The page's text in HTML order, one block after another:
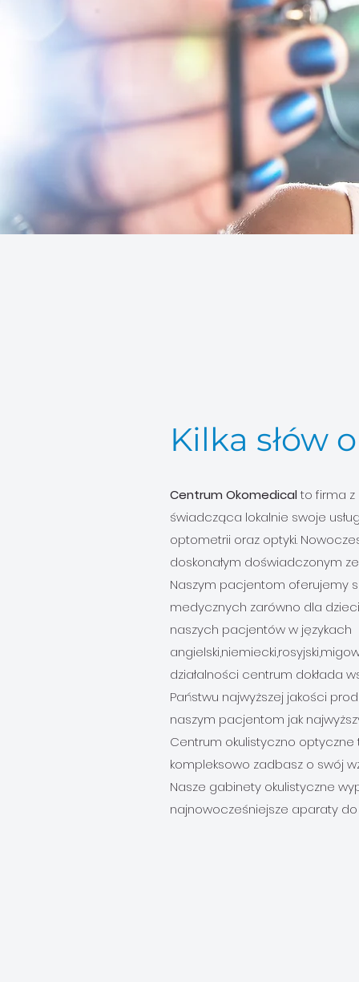
Kilka słów
Centrum Okomedical to firma
świadcząca lokalnie swoje
optometrii oraz optyki.
doskonałym doświadczonym
Naszym pacjentom oferujemy
medycznych zarówno dla dzieci
naszych pacjentów w językach
działalności centrum dokłada
Państwu najwyższej jakości
naszym pacjentom jak
Centrum okulistyczno
kompleksowo zadbasz o swój
Nasze gabinety okulistyczne
najnowocześniejsze aparaty do